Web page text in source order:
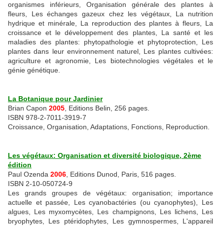
organismes inférieurs, Organisation générale des plantes à
fleurs, Les échanges gazeux chez les végétaux, La nutrition
hydrique et minérale, La reproduction des plantes à fleurs, La
croissance et le développement des plantes, La santé et les
maladies des plantes: phytopathologie et phytoprotection, Les
plantes dans leur environnement naturel, Les plantes cultivées:
agriculture et agronomie, Les biotechnologies végétales et le
génie génétique.
La Botanique pour Jardinier
Brian Capon 2005 , Editions Belin, 256 pages.
ISBN 978-2-7011-3919-7
Croissance, Organisation, Adaptations, Fonctions, Reproduction.
Les végétaux: Organisation et diversité biologique, 2ème
édition
Paul Ozenda 2006 , Editions Dunod, Paris, 516 pages.
ISBN 2-10-050724-9
Les grands groupes de végétaux: organisation; importance
actuelle et passée, Les cyanobactéries (ou cyanophytes), Les
algues, Les myxomycètes, Les champignons, Les lichens, Les
bryophytes, Les ptéridophytes, Les gymnospermes, L'appareil